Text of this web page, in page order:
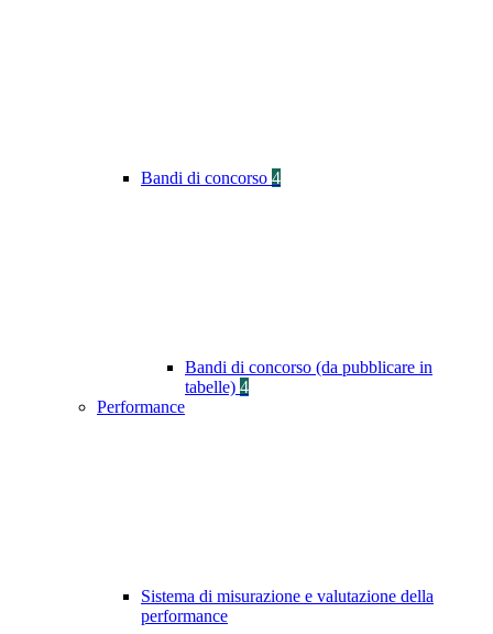
Bandi di concorso 4
Bandi di concorso (da pubblicare in
tabelle) 4
Performance
Sistema di misurazione e valutazione della
performance